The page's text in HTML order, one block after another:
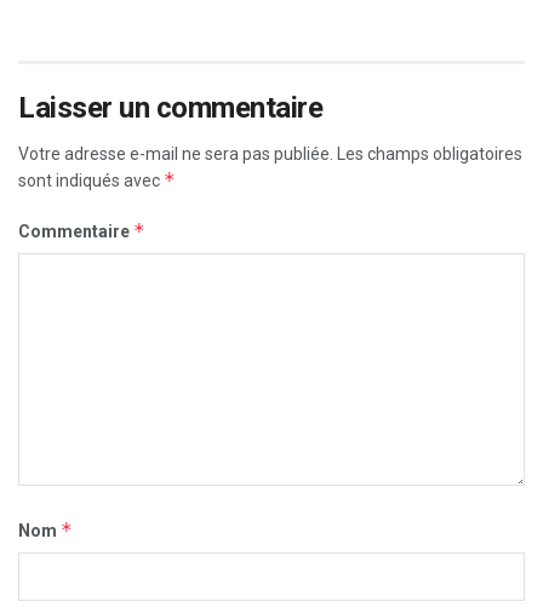
Laisser un commentaire
Votre adresse e-mail ne sera pas publiée. Les champs obligatoires
sont indiqués avec *
Commentaire *
Nom *